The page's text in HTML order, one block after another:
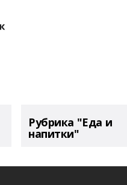
Рубрика "Еда и
напитки"